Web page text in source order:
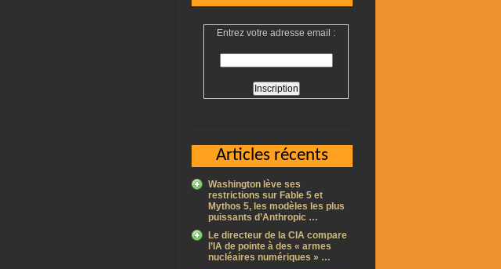
Entrez votre adresse email :
Articles récents
Washington lève ses
restrictions sur Fable 5 et
Mythos 5, les modèles les plus
puissants d’Anthropic …
Le directeur de la CIA compare
l’IA de pointe à des « armes
nucléaires numériques » …